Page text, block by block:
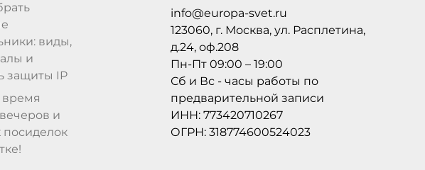
виды,
и
защиты IP
и
info@europa-svet.ru
123060, г. Москва, ул. Расплетина,
д.24, оф.208
Пн-Пт 09:00 – 19:00
Сб и Вс - часы работы по
предварительной записи
ИНН: 773420710267
ОГРН: 318774600524023